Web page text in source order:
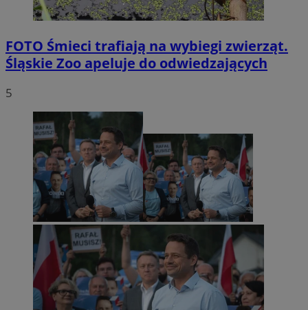
FOTO Śmieci trafiają na wybiegi zwierząt.
Śląskie Zoo apeluje do odwiedzających
5